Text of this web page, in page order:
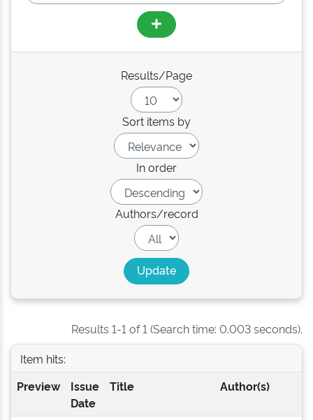
Results/Page
Sort items by
In order
Authors/record
Results 1-1 of 1 (Search time: 0.003 seconds).
Item hits:
Preview
Issue
Date
Title Author(s)